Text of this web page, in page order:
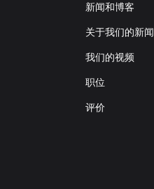
新闻和博客
关于我们的新闻
我们的视频
职位
评价